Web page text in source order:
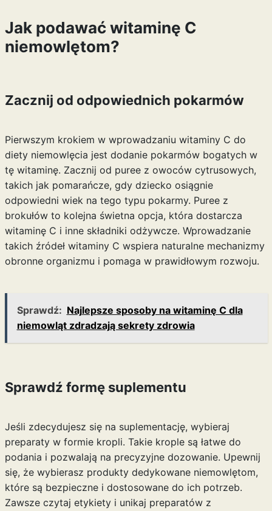
Jak podawać witaminę C
niemowlętom?
Zacznij od odpowiednich pokarmów
Pierwszym krokiem w wprowadzaniu witaminy C do
diety niemowlęcia jest dodanie pokarmów bogatych w
tę witaminę. Zacznij od puree z owoców cytrusowych,
takich jak pomarańcze, gdy dziecko osiągnie
odpowiedni wiek na tego typu pokarmy. Puree z
brokułów to kolejna świetna opcja, która dostarcza
witaminę C i inne składniki odżywcze. Wprowadzanie
takich źródeł witaminy C wspiera naturalne mechanizmy
obronne organizmu i pomaga w prawidłowym rozwoju.
Sprawdź: Najlepsze sposoby na witaminę C dla
niemowląt zdradzają sekrety zdrowia
Sprawdź formę suplementu
Jeśli zdecydujesz się na suplementację, wybieraj
preparaty w formie kropli. Takie krople są łatwe do
podania i pozwalają na precyzyjne dozowanie. Upewnij
się, że wybierasz produkty dedykowane niemowlętom,
które są bezpieczne i dostosowane do ich potrzeb.
Zawsze czytaj etykiety i unikaj preparatów z